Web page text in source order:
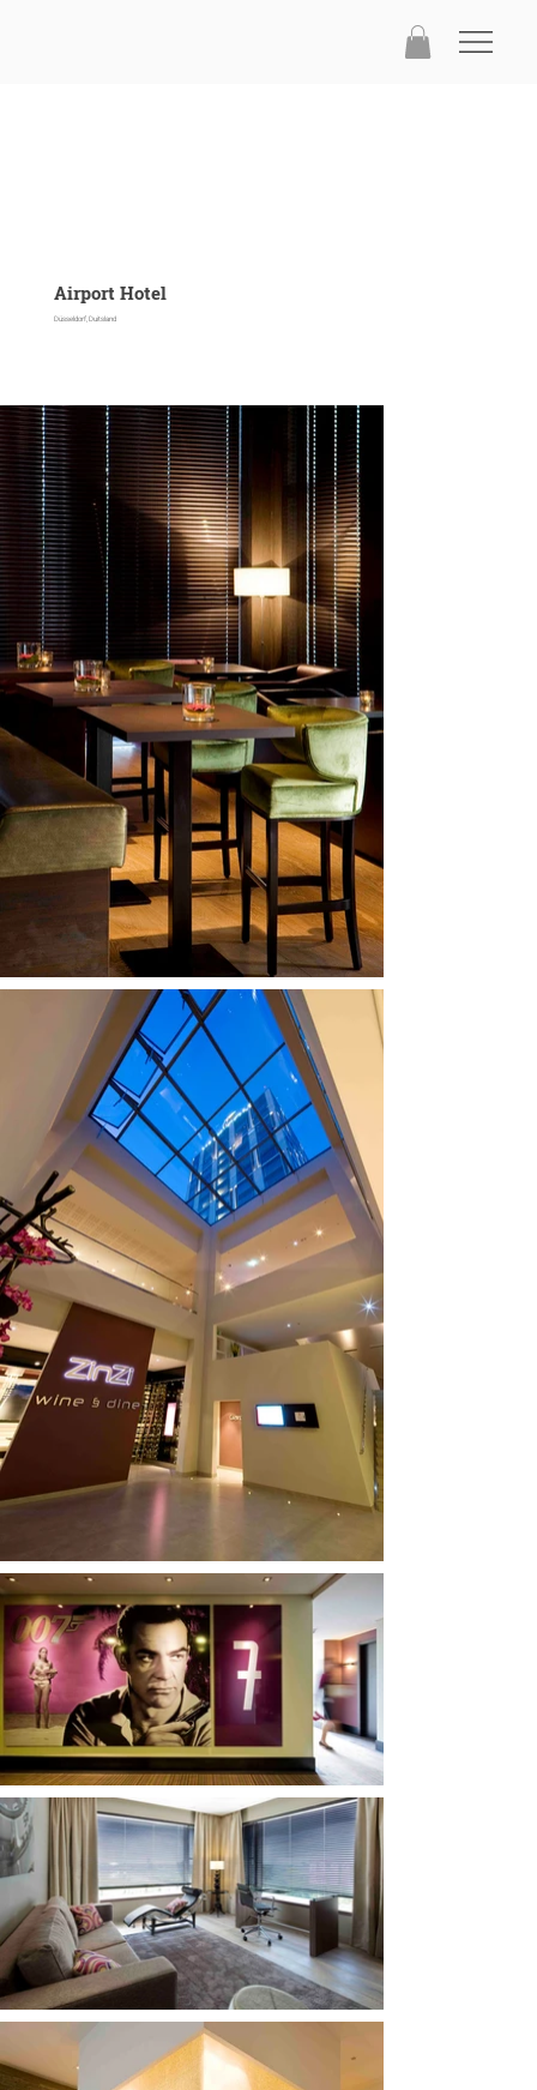
Airport Hotel
Düsseldorf, Duitsland